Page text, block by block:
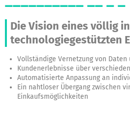
Die Vision eines völlig
technologiegestützten
Vollständige Vernetzung von Daten
Kundenerlebnisse über
Automatisierte Anpassung an
Ein nahtloser Übergang zwischen
Einkaufsmöglichkeiten